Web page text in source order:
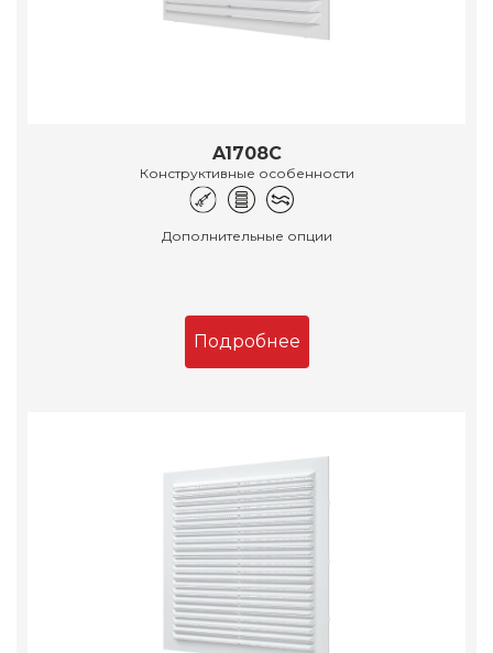
A1708C
Конструктивные особенности
Дополнительные опции
Подробнее